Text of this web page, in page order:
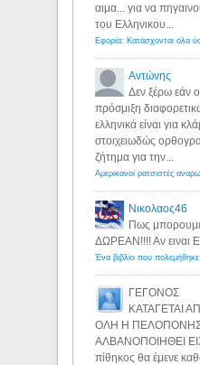
αιμα... για να
του Ελληνικου...
Αντώνης
Δεν ξέρω εάν
πρόσμιξη
ελληνικά είναι για
στοιχειωδώς
ζήτημα για την...
Νικολαος46
Πως
ΔΩΡΕΑΝ!!!! Αν ειναι
ΓΕΓΟΝΟΣ
ΚΑΤΑΓΕΤΑΙ
ΟΛΗ Η
ΑΛΒΑΝΟΠΟΙΗΘΕΙ
πίθηκος θα έμενε